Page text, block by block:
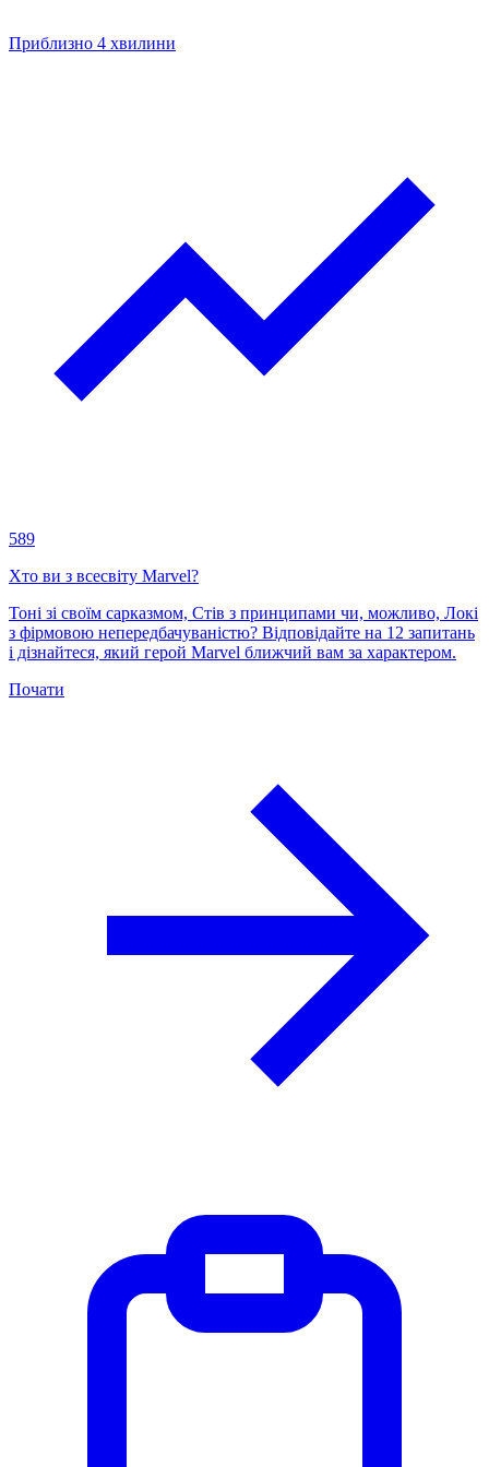
Приблизно 4 хвилини
589
Хто ви з всесвіту Marvel?
Тоні зі своїм сарказмом, Стів з принципами чи, можливо, Локі
з фірмовою непередбачуваністю? Відповідайте на 12 запитань
і дізнайтеся, який герой Marvel ближчий вам за характером.
Почати